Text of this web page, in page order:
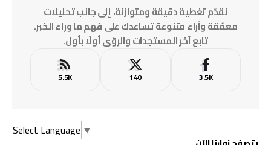
نقدّم تغطية دقيقة ومتوازنة، إلى جانب تحليلات
معمّقة وآراء متنوعة تساعدك على فهم ما وراء الخبر.
تابع آخر المستجدات والرؤى أولًا بأول.
3.5K
140
5.5K
Select Language ▼